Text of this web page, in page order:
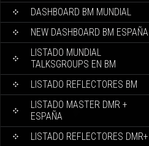
DASHBOARD BM MUNDIAL
NEW DASHBOARD BM ESPAÑA
LISTADO MUNDIAL
TALKSGROUPS EN BM
LISTADO REFLECTORES BM
LISTADO MASTER DMR +
ESPAÑA
LISTADO REFLECTORES DMR+